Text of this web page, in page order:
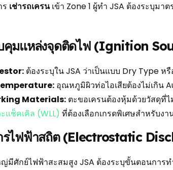
ร เช่ารถเครนเข้า Zone 1 ผู้ทำ JSA ต้องระบุมา
คุมแหล่งจุดติดไฟ (Ignition
ต้องระบุใน JSA ว่าเป็นแบบ Dry Type
อุณหภูมิผิวท่อไอเสียต้องไม่เกิน
Materials: ตะขอเครนต้องหุ้มด้วยวัสดุที่
แช็คเคิล (WLL) ที่ต้องเลือกเกรดพิเศษสำหรับงา
รไฟฟ้าสถิต (Electrostatic
มีศักย์ไฟฟ้าสะสมสูง JSA ต้องระบุขั้นตอนการ